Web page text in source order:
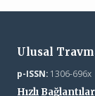
Ulusal
p-ISSN:1306-
Hızlı Bağlantılar